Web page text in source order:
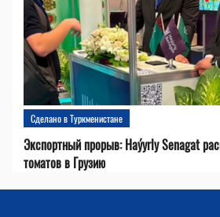
Сделано в Туркменистане
Экспортный прорыв: Haýyrly Senagat
томатов в Грузию